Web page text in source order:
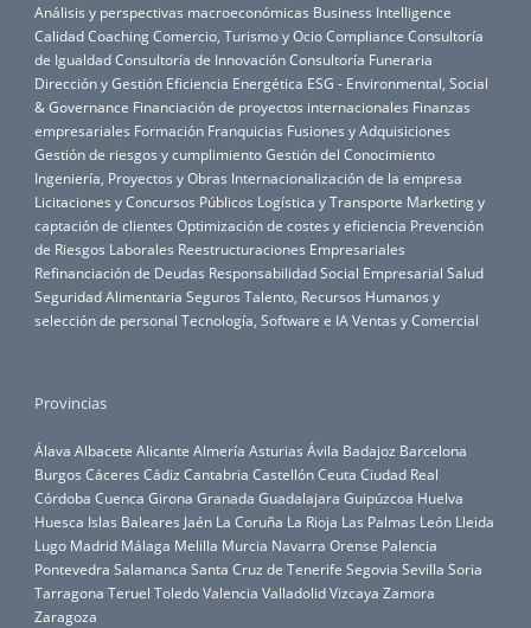
Análisis y perspectivas macroeconómicas Business Intelligence
CalidadCoachingComercio, Turismo y OcioCompliance Consultoría
de IgualdadConsultoría de InnovaciónConsultoría Funeraria
Dirección y Gestión Eficiencia Energética ESG - Environmental, Social
& Governance Financiación de proyectos internacionales Finanzas
empresariales Formación Franquicias Fusiones y Adquisiciones
Gestión de riesgos y cumplimientoGestión del Conocimiento
Ingeniería, Proyectos y Obras Internacionalización de la empresa
Licitaciones y Concursos Públicos Logística y Transporte Marketing y
captación de clientes Optimización de costes y eficiencia Prevención
de Riesgos Laborales Reestructuraciones Empresariales
Refinanciación de Deudas Responsabilidad Social Empresarial Salud
Seguridad Alimentaria Seguros Talento, Recursos Humanos y
selección de personal Tecnología, Software e IA Ventas y Comercial
Provincias
Álava Albacete Alicante Almería Asturias Ávila Badajoz Barcelona
Burgos Cáceres Cádiz Cantabria CastellónCeuta Ciudad Real
Córdoba Cuenca Girona Granada Guadalajara Guipúzcoa Huelva
Huesca Islas Baleares Jaén La Coruña La Rioja Las Palmas León Lleida
Lugo Madrid Málaga Melilla Murcia Navarra Orense Palencia
Pontevedra Salamanca Santa Cruz de Tenerife Segovia Sevilla Soria
Tarragona Teruel ToledoValencia ValladolidVizcaya Zamora
Zaragoza